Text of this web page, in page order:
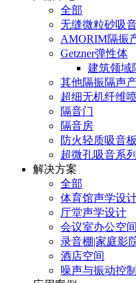
全部
无缝微粒砂吸
AMORIM隔振
Getzner弹性体
建筑领域
其他隔振隔声
超细无机纤维
隔音门
隔音房
防火轻质吸音板
超微孔吸音系列
解决方案
全部
体育馆声学设
厅堂声学设计
会议室办公空间
录音棚|家庭影
酒店空间
噪声与振动控制